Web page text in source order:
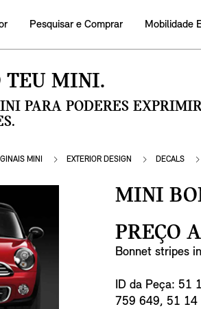
Pesquisar e Comprar Mobilidade
TEU MINI.
PARA PODERES
MINI EXTERIOR DESIGN DECALS
MINI
PREÇO
Bonnet stripes
ID da Peça:
759 649, 51